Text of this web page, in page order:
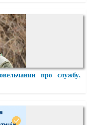
про службу,